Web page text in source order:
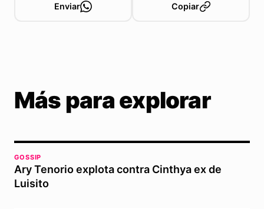
Enviar Copiar
Más para explorar
GOSSIP
Ary Tenorio explota contra Cinthya ex de
Luisito